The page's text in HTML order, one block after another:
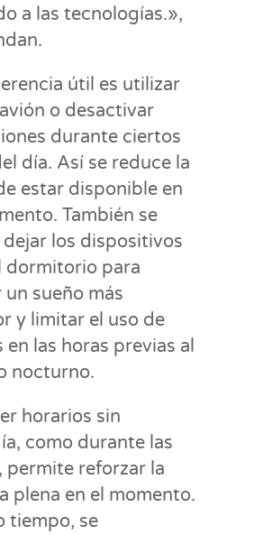
a las tecnologías.»,
útil es utilizar
o desactivar
durante ciertos
día. Así se reduce la
estar disponible en
También se
los dispositivos
dormitorio para
un sueño más
y limitar el uso de
en las horas previas al
nocturno.
horarios sin
como durante las
permite reforzar la
plena en el momento.
tiempo, se